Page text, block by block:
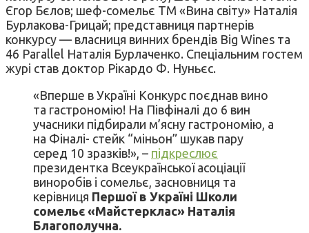
Єгор Бєлов; шеф-сомельє ТМ «Вина світу» Наталія
Бурлакова-Грицай; представниця партнерів
конкурсу — власниця винних брендів Big Wines та
46 Parallel Наталія Бурлаченко. Спеціальним гостем
журі став доктор Рікардо Ф. Нуньєс.
«Вперше в Україні Конкурс поєднав вино
та гастрономію! На Півфіналі до 6 вин
учасники підбирали м’ясну гастрономію, а
на Фіналі- стейк “міньон” шукав пару
серед 10 зразків!», – підкреслює
президентка Всеукраїнської асоціації
виноробів і сомельє, засновниця та
керівниця Першої в Україні Школи
сомельє «Майстерклас» Наталія
Благополучна.